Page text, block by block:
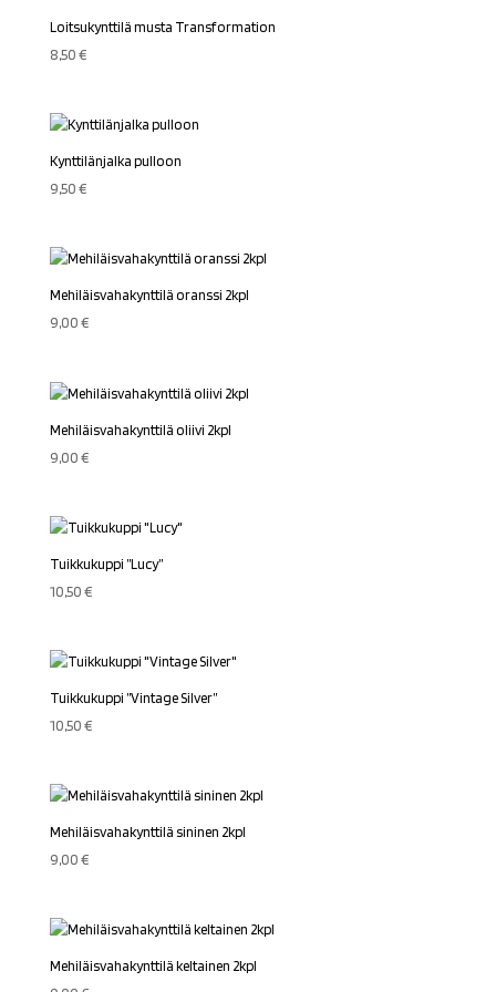
Loitsukynttilä musta Transformation
8,50€
Kynttilänjalka pulloon
9,50€
Mehiläisvahakynttilä oranssi 2kpl
9,00€
Mehiläisvahakynttilä oliivi 2kpl
9,00€
Tuikkukuppi ”Lucy”
10,50€
Tuikkukuppi ”Vintage Silver”
10,50€
Mehiläisvahakynttilä sininen 2kpl
9,00€
Mehiläisvahakynttilä keltainen 2kpl